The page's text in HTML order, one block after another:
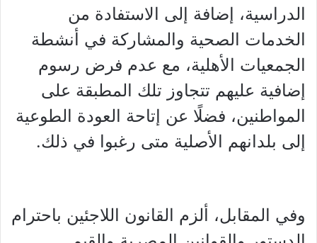
الدراسية، إضافة إلى الاستفادة من
الخدمات الصحية والمشاركة في أنشطة
الجمعيات الأهلية، مع عدم فرض رسوم
إضافية عليهم تتجاوز تلك المطبقة على
المواطنين، فضلًا عن إتاحة العودة الطوعية
إلى بلدانهم الأصلية متى رغبوا في ذلك.
وفي المقابل، ألزم القانون اللاجئين باحترام